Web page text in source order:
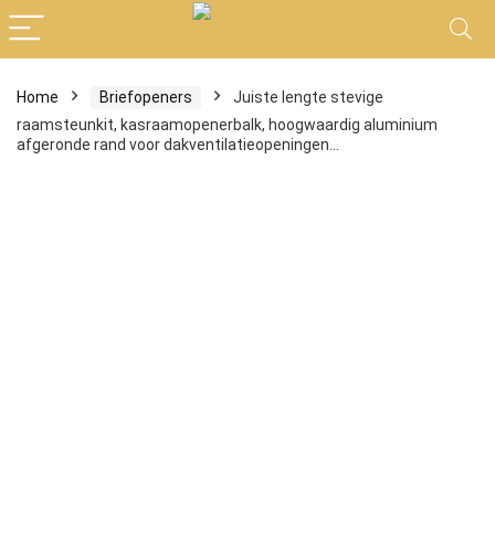
Home Briefopeners
Juiste lengte stevige
raamsteunkit, kasraamopenerbalk, hoogwaardig aluminium
afgeronde rand voor dakventilatieopeningen…